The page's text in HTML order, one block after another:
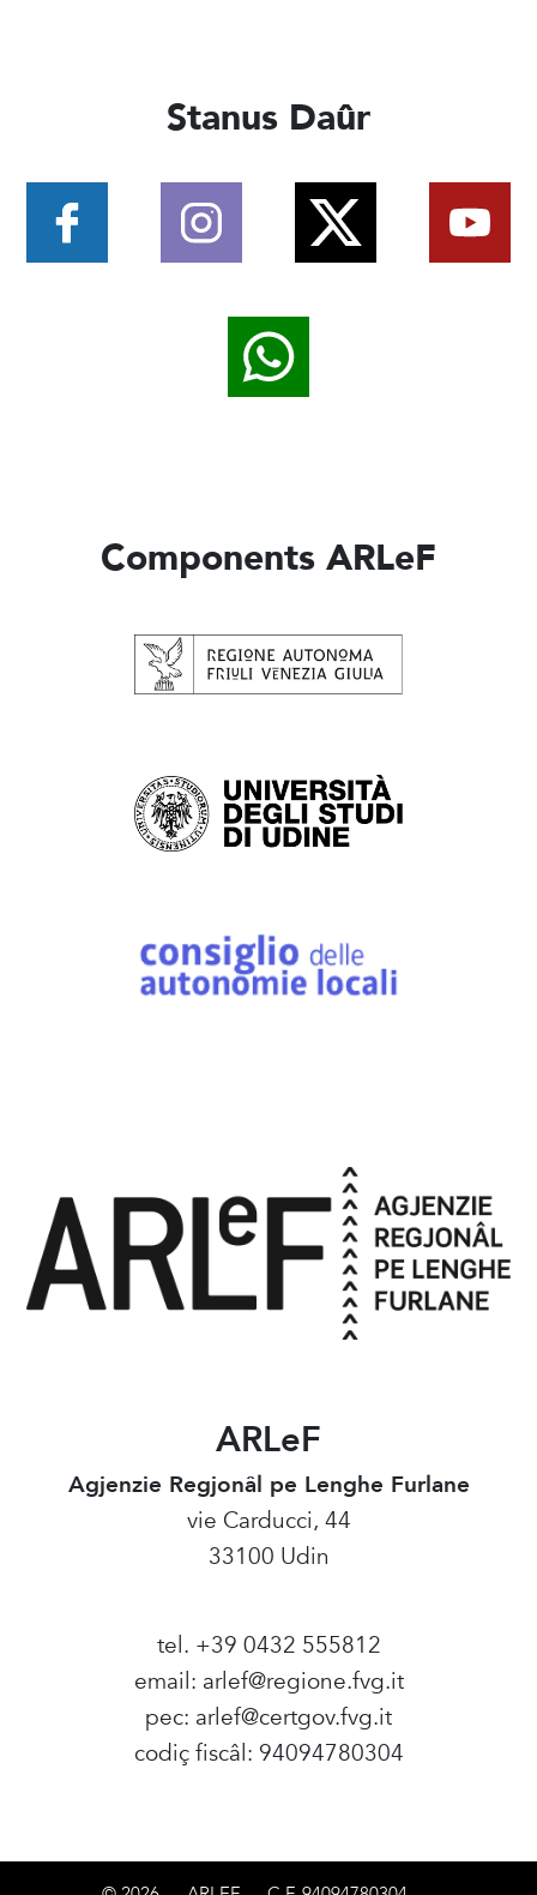
Stanus Daûr
Components ARLeF
ARLeF
Agjenzie Regjonâl pe Lenghe Furlane
vie Carducci, 44
33100 Udin
tel. +39 0432 555812
email: arlef@regione.fvg.it
pec: arlef@certgov.fvg.it
codiç fiscâl: 94094780304